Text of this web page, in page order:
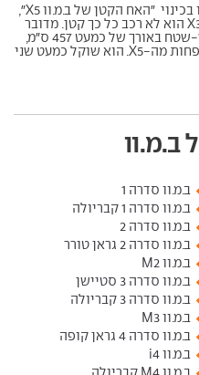
מכנים אותו בכינוי "האח הקטן של ב.מ.וו X5",
אבל ב.מ.וו X3 הוא לא רכב כל כך קטן. מדובר
ברכב כביש-שטח באורך של כמעט 457 ס"מ,
רק 28 ס"מ פחות מה-X5. הוא שוקל כמעט שני
ב.מ.וו
ב.מ.וו סדרה 1
ב.מ.וו סדרה 1 קבריולה
ב.מ.וו סדרה 2
ב.מ.וו סדרה 2 גראן טורר
ב.מ.וו M2
ב.מ.וו סדרה 3 סטיישן
ב.מ.וו סדרה 3 קבריולה
ב.מ.וו M3
ב.מ.וו סדרה 4 גראן קופה
ב.מ.וו i4